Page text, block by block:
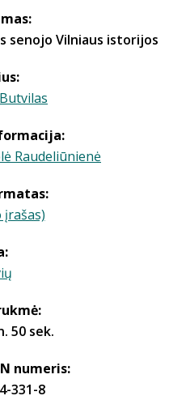
senojo Vilniaus istorijos
Raudeliūnienė
įrašas)
50 sek.
numeris:
331-8